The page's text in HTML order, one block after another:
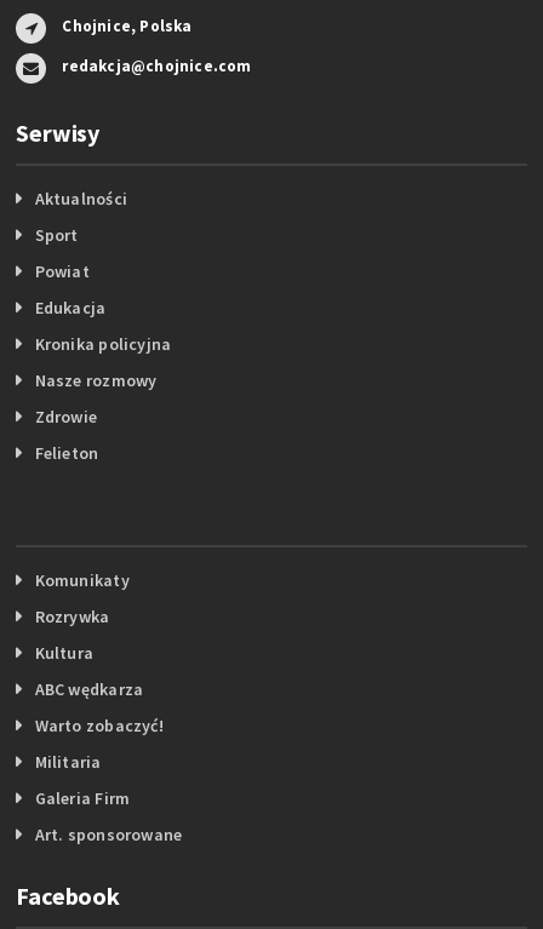
Chojnice, Polska
redakcja@chojnice.com
Serwisy
Aktualności
Sport
Powiat
Edukacja
Kronika policyjna
Nasze rozmowy
Zdrowie
Felieton
Komunikaty
Rozrywka
Kultura
ABC wędkarza
Warto zobaczyć!
Militaria
Galeria Firm
Art. sponsorowane
Facebook